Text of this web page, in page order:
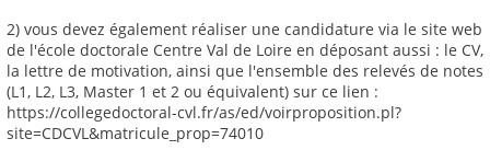
2) vous devez également réaliser une candidature via le site web
de l'école doctorale Centre Val de Loire en déposant aussi : le CV,
la lettre de motivation, ainsi que l'ensemble des relevés de notes
(L1, L2, L3, Master 1 et 2 ou équivalent) sur ce lien :
https://collegedoctoral-cvl.fr/as/ed/voirproposition.pl?
site=CDCVL&matricule_prop=74010